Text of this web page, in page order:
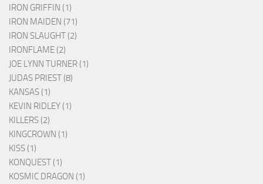
IRON GRIFFIN (1)
IRON MAIDEN (71)
IRON SLAUGHT (2)
IRONFLAME (2)
JOE LYNN TURNER (1)
JUDAS PRIEST (8)
KANSAS (1)
KEVIN RIDLEY (1)
KILLERS (2)
KINGCROWN (1)
KISS (1)
KONQUEST (1)
KOSMIC DRAGON (1)